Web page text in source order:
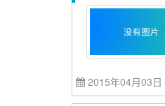
2015年04月03日